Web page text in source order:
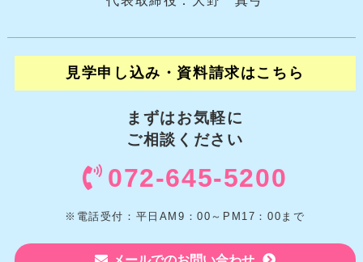
見学申し込み・資料請求はこちら
まずはお気軽に
ご相談ください
072-645-5200
※電話受付：平日AM9：00～PM17：00まで